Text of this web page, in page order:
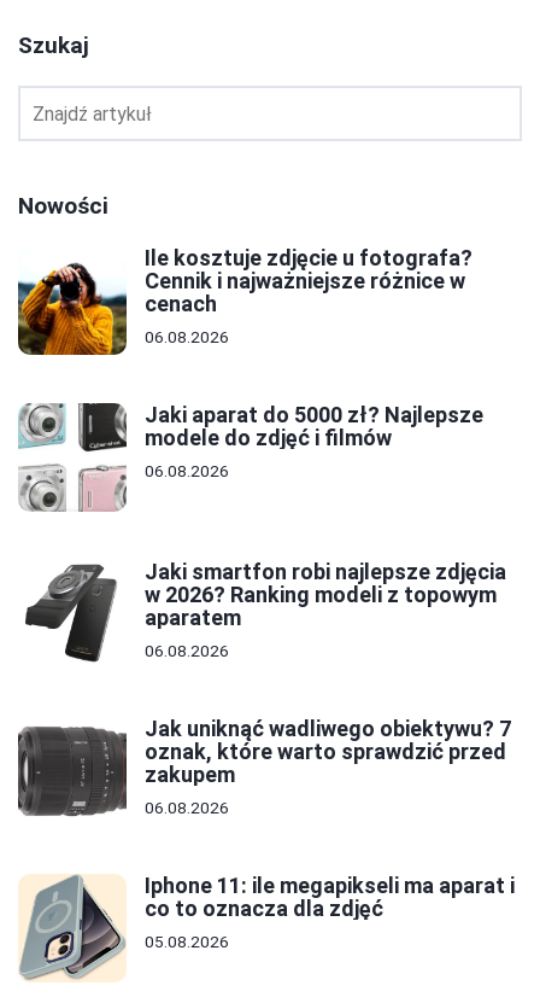
Szukaj
Nowości
Ile kosztuje zdjęcie u fotografa?
Cennik i najważniejsze różnice w
cenach
06.08.2026
Jaki aparat do 5000 zł? Najlepsze
modele do zdjęć i filmów
06.08.2026
Jaki smartfon robi najlepsze zdjęcia
w 2026? Ranking modeli z topowym
aparatem
06.08.2026
Jak uniknąć wadliwego obiektywu? 7
oznak, które warto sprawdzić przed
zakupem
06.08.2026
Iphone 11: ile megapikseli ma aparat i
co to oznacza dla zdjęć
05.08.2026